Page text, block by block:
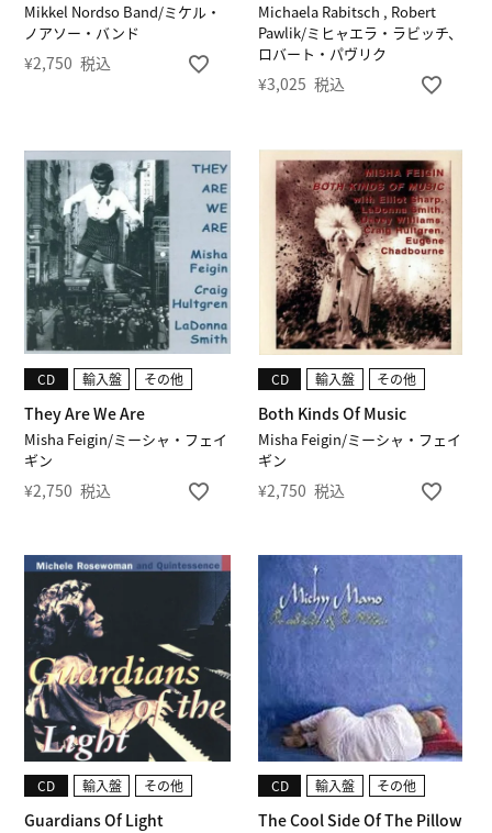
Mikkel Nordso Band/ミケル・
ノアソー・バンド
¥2,750 税込
Michaela Rabitsch , Robert
Pawlik/ミヒャエラ・ラビッチ、
ロバート・パヴリク
¥3,025 税込
Misha Feigin/ミーシャ・フェイ
ギン
They Are We Are
CD 輸入盤 その他
¥2,750 税込
Misha Feigin/ミーシャ・フェイ
ギン
Both Kinds Of Music
CD 輸入盤 その他
¥2,750 税込
Guardians Of Light
CD 輸入盤 その他
The Cool Side Of The Pillow
CD 輸入盤 その他